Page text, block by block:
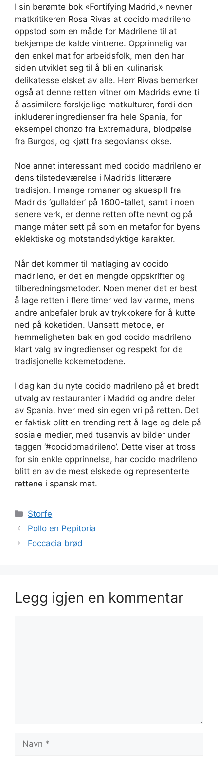
I sin berømte bok «Fortifying Madrid,» nevner
matkritikeren Rosa Rivas at cocido madrileno
oppstod som en måde for Madrilene til at
bekjempe de kalde vintrene. Opprinnelig var
den enkel mat for arbeidsfolk, men den har
siden utviklet seg til å bli en kulinarisk
delikatesse elsket av alle. Herr Rivas bemerker
også at denne retten vitner om Madrids evne til
å assimilere forskjellige matkulturer, fordi den
inkluderer ingredienser fra hele Spania, for
eksempel chorizo ​​fra Extremadura, blodpølse
fra Burgos, og kjøtt fra segoviansk okse.
Noe annet interessant med cocido madrileno er
dens tilstedeværelse i Madrids litterære
tradisjon. I mange romaner og skuespill fra
Madrids ‘gullalder’ på 1600-tallet, samt i noen
senere verk, er denne retten ofte nevnt og på
mange måter sett på som en metafor for byens
eklektiske og motstandsdyktige karakter.
Når det kommer til matlaging av cocido
madrileno, er det en mengde oppskrifter og
tilberedningsmetoder. Noen mener det er best
å lage retten i flere timer ved lav varme, mens
andre anbefaler bruk av trykkokere for å kutte
ned på koketiden. Uansett metode, er
hemmeligheten bak en god cocido madrileno
klart valg av ingredienser og respekt for de
tradisjonelle kokemetodene.
I dag kan du nyte cocido madrileno på et bredt
utvalg av restauranter i Madrid og andre deler
av Spania, hver med sin egen vri på retten. Det
er faktisk blitt en trending rett å lage og dele på
sosiale medier, med tusenvis av bilder under
taggen ‘#cocidomadrileno’. Dette viser at tross
for sin enkle opprinnelse, har cocido madrileno
blitt en av de mest elskede og representerte
rettene i spansk mat.
Kategorier
Storfe
Pollo en Pepitoria
Foccacia brød
Legg igjen en kommentar
Navn